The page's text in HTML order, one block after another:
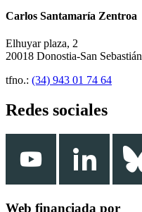
Carlos Santamaría Zentroa
Elhuyar plaza, 2
20018 Donostia-San Sebastián
tfno.: (34) 943 01 74 64
Redes sociales
Web financiada por